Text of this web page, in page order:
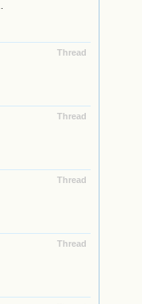
Thread
Thread
Thread
Thread